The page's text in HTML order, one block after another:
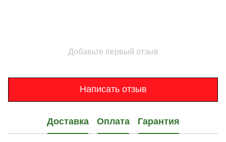
Добавьте первый отзыв
Написать отзыв
Доставка Оплата Гарантия